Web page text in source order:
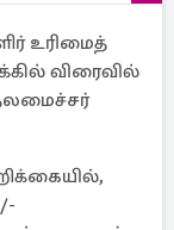
உரிமைத்
விரைவில்